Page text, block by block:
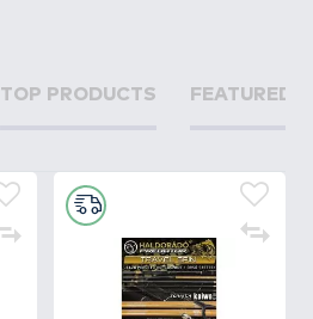
TOP PRODUCTS FEATURED